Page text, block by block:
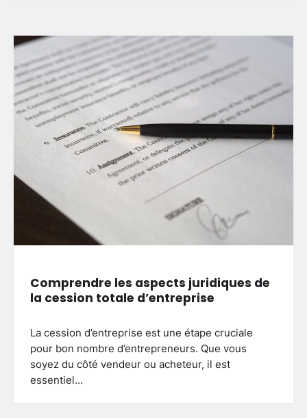
Comprendre les aspects juridiques de
la cession totale d’entreprise
La cession d’entreprise est une étape cruciale
pour bon nombre d’entrepreneurs. Que vous
soyez du côté vendeur ou acheteur, il est
essentiel…